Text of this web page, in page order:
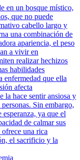
en un bosque místico,
que no puede
cabello largo y
una combinación de
apariencia, el peso
a vivir en
realizar hechizos
habilidades
enfermedad que ella
afecta
la hace sentir ansiosa y
Sin embargo,
ya que el
de calmar sus
una rica
el sacrificio y la